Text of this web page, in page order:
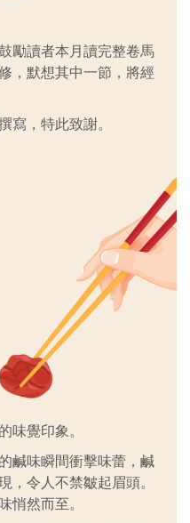
勵讀者本月讀完整卷馬
，默想其中一節，將經
寫，特此致謝。
味覺印象。
鹹味瞬間衝擊味蕾，鹹
，令人不禁皺起眉頭。
悄然而至。